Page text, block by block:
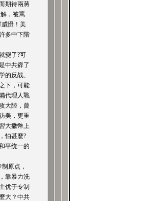
期待兩蔣
，被罵
威懾！美
多中下階
變了?可
中共孬了
的反战、
下，可能
代理人戰
大陸，曾
美，更重
大撒幣上
怕甚麼?
平统一的
原点，
靠暴力洗
优于专制
大？中共